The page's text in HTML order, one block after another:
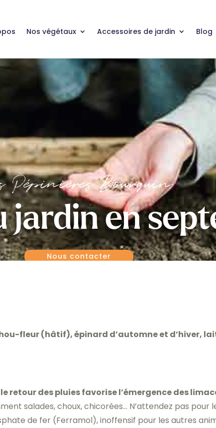
Nos végétaux Accessoires de jardin Blog
Pépinières Bourquin
jardin en
Nous contacter
fleur (hâtif), épinard d’automne et d’hiver,
retour des pluies favorise l’émergence des
salades, choux, chicorées… N’attendez pas pour
de fer (Ferramol), inoffensif pour les autres